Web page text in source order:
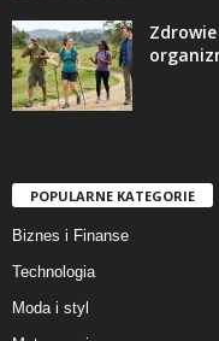
POPULARNE KATEGORIE
Biznes i Finanse
Technologia
Moda i styl